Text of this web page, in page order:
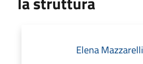
Elena Mazzarelli